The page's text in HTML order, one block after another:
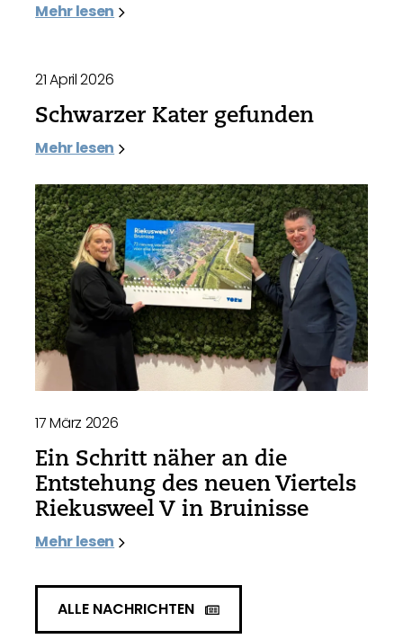
Mehr lesen
21 April 2026
Schwarzer Kater gefunden
Mehr lesen
17 März 2026
Ein Schritt näher an die
Entstehung des neuen Viertels
Riekusweel V in Bruinisse
Mehr lesen
ALLE NACHRICHTEN